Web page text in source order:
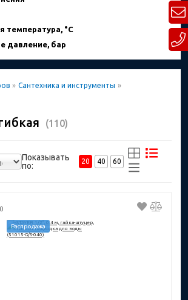
температура, °C
давление, бар
» Сантехника и инструменты »
(110)
Показывать
по:
20 40 60
Распродажа